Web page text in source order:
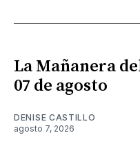
La Mañanera
07 de agosto
DENISE CASTILLO
agosto 7, 2026